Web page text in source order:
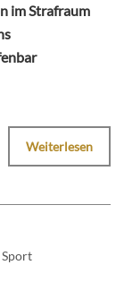
im Strafraum
Weiterlesen
Sport